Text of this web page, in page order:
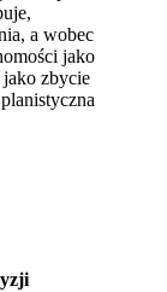
a wobec
jako
zbycie